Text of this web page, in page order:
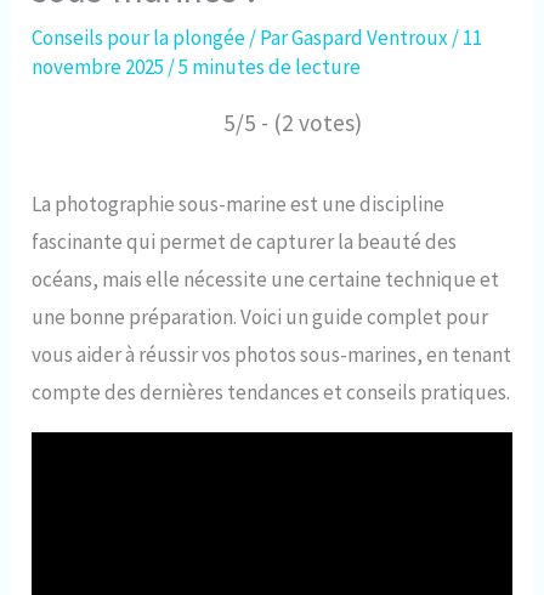
Conseils pour la plongée/ ParGaspard Ventroux/11
novembre 2025 /5 minutes de lecture
5/5 - (2 votes)
La photographie sous-marine est une discipline
fascinante qui permet de capturer la beauté des
océans, mais elle nécessite une certaine technique et
une bonne préparation. Voici un guide complet pour
vous aider à réussir vos photos sous-marines, en tenant
compte des dernières tendances et conseils pratiques.